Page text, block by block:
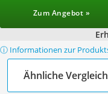
Zum Angebot »
ⓘ Informationen zur
Ähnliche